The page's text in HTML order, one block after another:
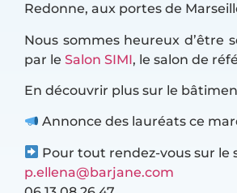
Redonne, aux portes de
Nous sommes heureux d’être
par le Salon SIMI, le salon de
En découvrir plus sur le
Annonce des lauréats ce
Pour tout rendez-vous sur le
p.ellena@barjane.com